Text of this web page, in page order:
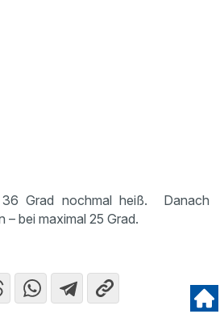
36 Grad nochmal heiß. Danach
– bei maximal 25 Grad.